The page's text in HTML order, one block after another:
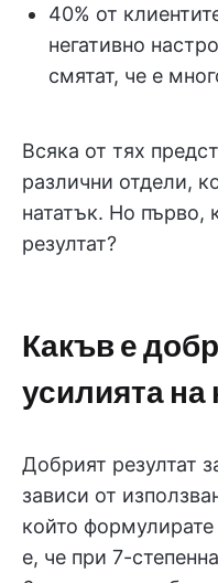
40% от
негативно
смятат, че е
Всяка от тях
различни отдели,
нататък. Но първо,
резултат?
Какъв е
усилията на
Добрият резултат
зависи от
който
е, че при 7-